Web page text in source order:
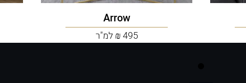
Arrow
495 ₪ למ"ר